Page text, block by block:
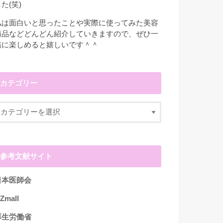
た(笑)
は面白いと思ったことや実際に使ってみた美容
品などどんどん紹介していきますので、ぜひ一
に楽しめると嬉しいです＾＾
カテゴリー
参考文献サイト
本医師会
生労働省